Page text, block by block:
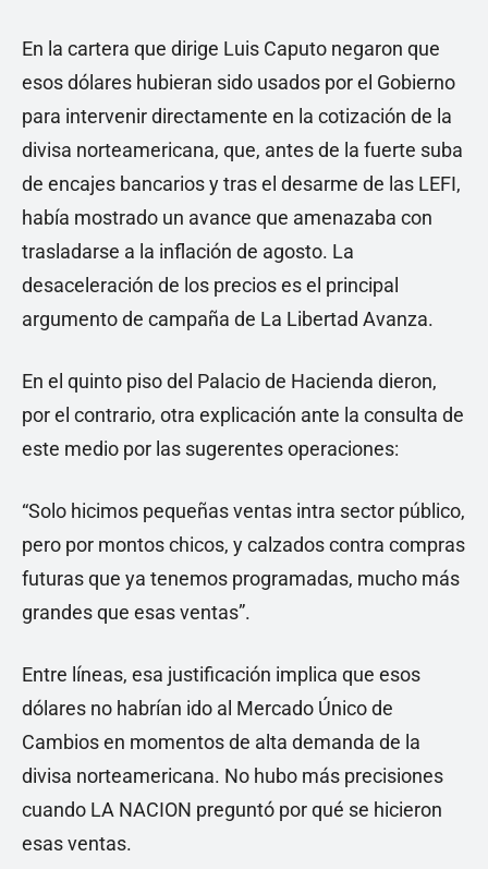
En la cartera que dirige Luis Caputo negaron que
esos dólares hubieran sido usados por el Gobierno
para intervenir directamente en la cotización de la
divisa norteamericana, que, antes de la fuerte suba
de encajes bancarios y tras el desarme de las LEFI,
había mostrado un avance que amenazaba con
trasladarse a la inflación de agosto. La
desaceleración de los precios es el principal
argumento de campaña de La Libertad Avanza.
En el quinto piso del Palacio de Hacienda dieron,
por el contrario, otra explicación ante la consulta de
este medio por las sugerentes operaciones:
“Solo hicimos pequeñas ventas intra sector público,
pero por montos chicos, y calzados contra compras
futuras que ya tenemos programadas, mucho más
grandes que esas ventas”.
Entre líneas, esa justificación implica que esos
dólares no habrían ido al Mercado Único de
Cambios en momentos de alta demanda de la
divisa norteamericana. No hubo más precisiones
cuando LA NACION preguntó por qué se hicieron
esas ventas.